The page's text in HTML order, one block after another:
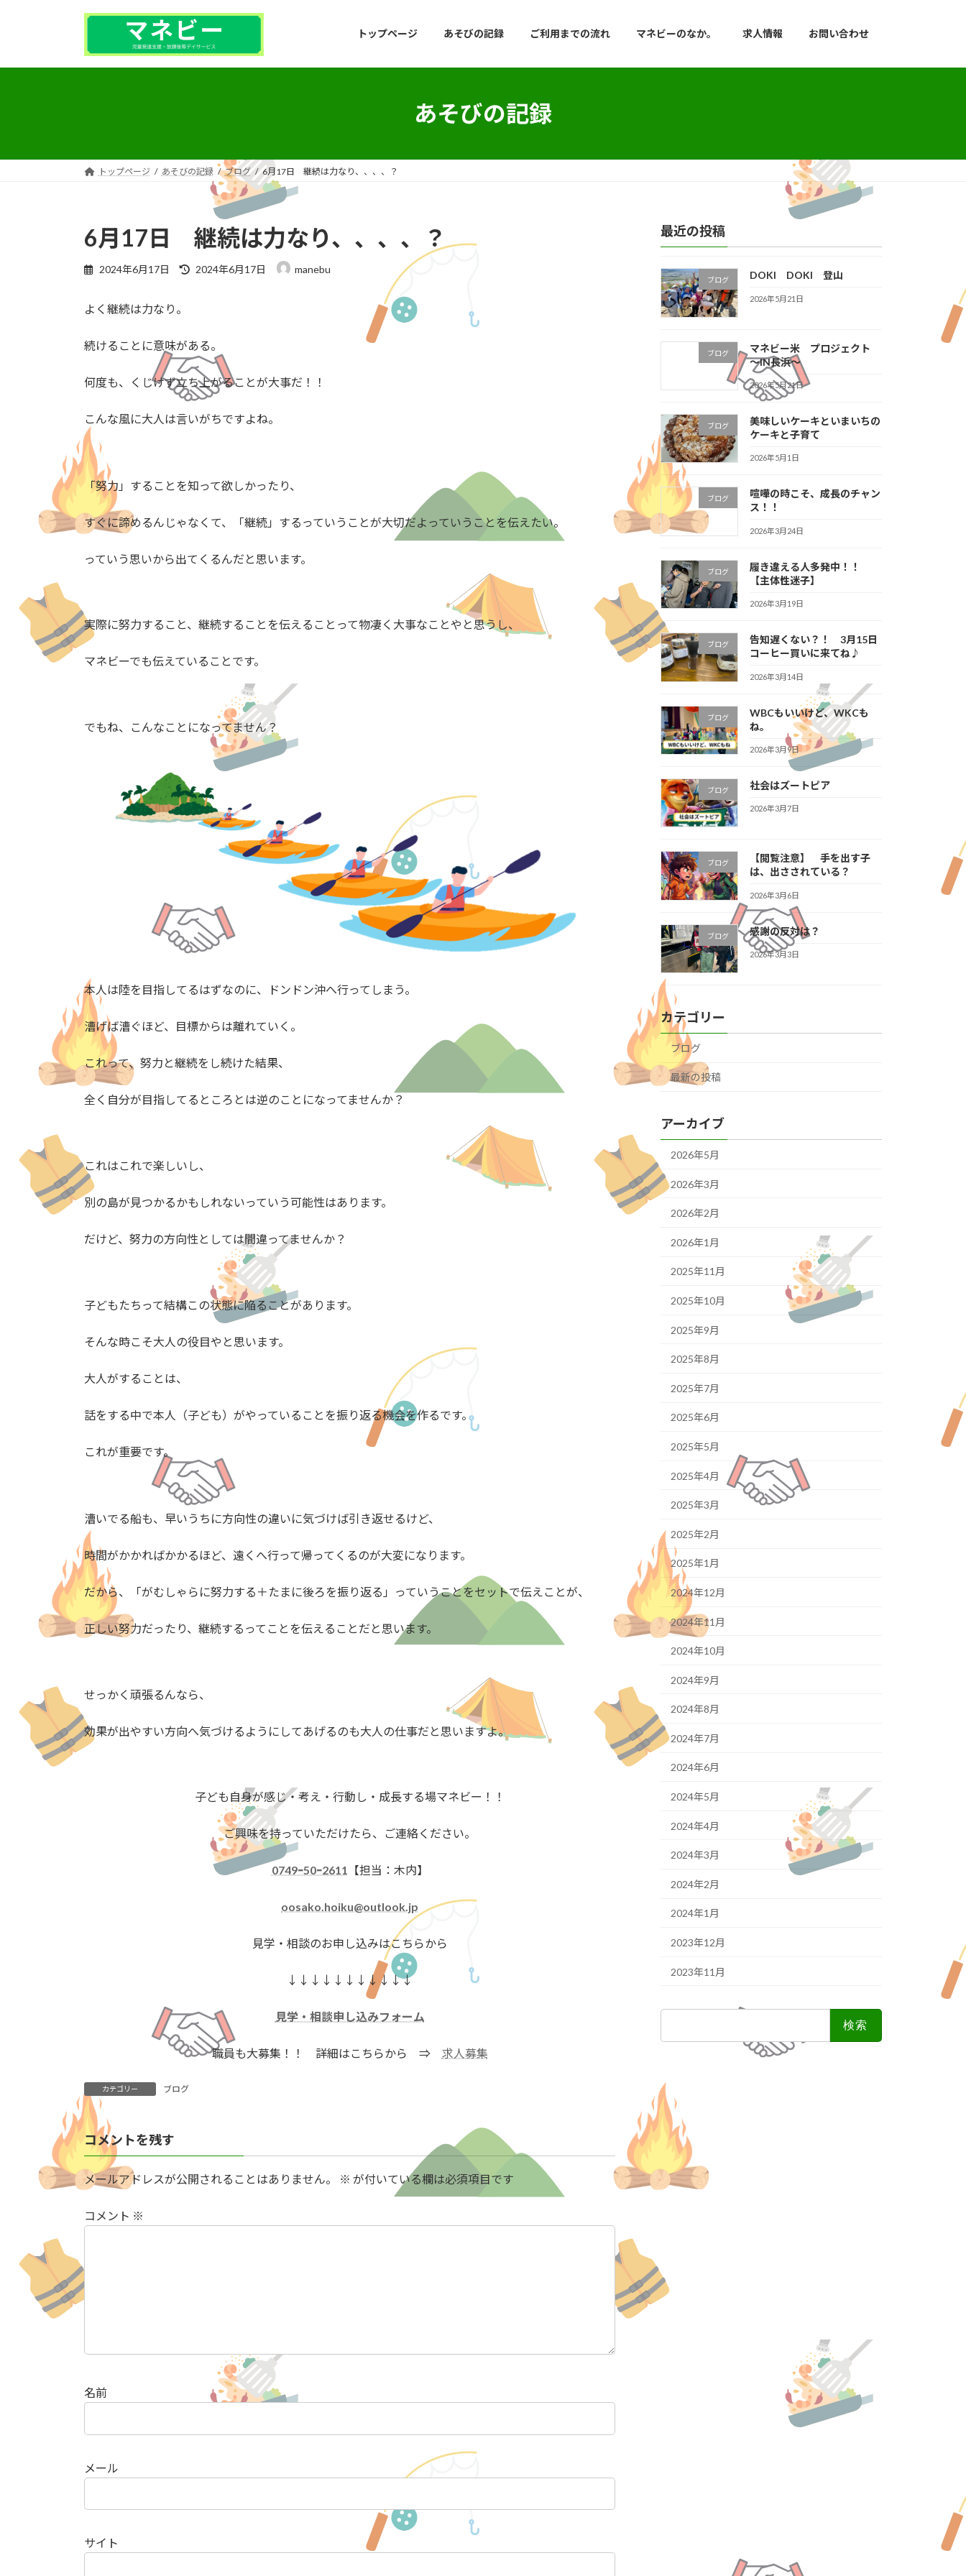
プ
動
トップページ あそびの記録 ご利用までの流れ マネビーのなか。 求人情報 お問い合わせ
あそびの記録
トップページ あそびの記録 ブログ 6月17日 継続は力なり、、、、？
6月17日 継続は力なり、、、、？
2024年6月17日
最
:
2024年6月17日 manebu
よく継続は力なり。
続けることに意味がある。
何度も、くじけず立ち上がることが大事だ！！
こんな風に大人は言いがちですよね。
「努力」することを知って欲しかったり、
すぐに諦めるんじゃなくて、「継続」するっていうことが大切だよっていうことを伝えたい。
っていう思いから出てくるんだと思います。
実際に努力すること、継続することを伝えることって物凄く大事なことやと思うし、
マネビーでも伝えていることです。
でもね、こんなことになってません？
本人は陸を目指してるはずなのに、ドンドン沖へ行ってしまう。
漕げば漕ぐほど、目標からは離れていく。
これって、努力と継続をし続けた結果、
全く自分が目指してるところとは逆のことになってませんか？
これはこれで楽しいし、
別の島が見つかるかもしれないっていう可能性はあります。
だけど、努力の方向性としては間違ってませんか？
子どもたちって結構この状態に陥ることがあります。
そんな時こそ大人の役目やと思います。
大人がすることは、
話をする中で本人（子ども）がやっていることを振り返る機会を作るです。
これが重要です。
漕いでる船も、早いうちに方向性の違いに気づけば引き返せるけど、
時間がかかればかかるほど、遠くへ行って帰ってくるのが大変になります。
だから、「がむしゃらに努力する＋たまに後ろを振り返る」っていうことをセットで伝えことが、
正しい努力だったり、継続するってことを伝えることだと思います。
せっかく頑張るんなら、
効果が出やすい方向へ気づけるようにしてあげるのも大人の仕事だと思いますよ。
子ども自身が感じ・考え・行動し・成長する場マネビー！！
ご興味を持っていただけたら、ご連絡ください。
0749ｰ50ｰ2611 【担当：木内】
oosako.hoiku@outlook.jp
見学・相談のお申し込みはこちらから
↓↓↓↓↓↓↓↓↓↓↓
見学・相談申し込みフォーム
職員も大募集！！ 詳細はこちらから ⇒ 求人募集
カテゴリー ブログ
コメントを残す
メールアドレスが公開されることはありません。 ※ が付いている欄は必須項目です
コメント ※
名前
メール
サイト
最近の投稿
ブログ DOKI DOKI 登山
2026年5月21日
ブログ
マネビー米 プロジェクト
～IN長浜～
2026年5月21日
ブログ
美味しいケーキといまいちの
ケーキと子育て
2026年5月1日
ブログ
喧嘩の時こそ、成長のチャン
ス！！
2026年3月24日
ブログ
履き違える人多発中！！
【主体性迷子】
2026年3月19日
ブログ
告知遅くない？！ 3月15日
コーヒー買いに来てね♪
2026年3月14日
ブログ
WBCもいいけど、WKCも
ね。
2026年3月9日
ブログ 社会はズートピア
2026年3月7日
ブログ
【閲覧注意】 手を出す子
は、出さされている？
2026年3月6日
ブログ 感謝の反対は？
2026年3月3日
カテゴリー
ブログ
最新の投稿
アーカイブ
2026年5月
2026年3月
2026年2月
2026年1月
2025年11月
2025年10月
2025年9月
2025年8月
2025年7月
2025年6月
2025年5月
2025年4月
2025年3月
2025年2月
2025年1月
2024年12月
2024年11月
2024年10月
2024年9月
2024年8月
2024年7月
2024年6月
2024年5月
2024年4月
2024年3月
2024年2月
2024年1月
2023年12月
2023年11月